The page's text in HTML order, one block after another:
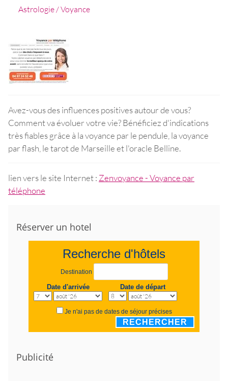
Astrologie / Voyance
Avez-vous des influences positives autour de vous?
Comment va évoluer votre vie? Bénéficiez d'indications
très fiables grâce à la voyance par le pendule, la voyance
par flash, le tarot de Marseille et l'oracle Belline.
lien vers le site Internet : Zenvoyance - Voyance par
téléphone
Réserver un hotel
Recherche d'hôtels
Destination
Date d'arrivée Date de départ
Je n'ai pas de dates de séjour précises
RECHERCHER
Publicité